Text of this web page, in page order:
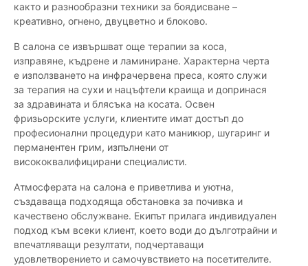
както и разнообразни техники за боядисване –
креативно, огнено, двуцветно и блоково.
В салона се извършват още терапии за коса,
изправяне, къдрене и ламиниране. Характерна черта
е използването на инфрачервена преса, която служи
за терапия на сухи и нацъфтели краища и допринася
за здравината и блясъка на косата. Освен
фризьорските услуги, клиентите имат достъп до
професионални процедури като маникюр, шугаринг и
перманентен грим, изпълнени от
висококвалифицирани специалисти.
Атмосферата на салона е приветлива и уютна,
създаваща подходяща обстановка за почивка и
качествено обслужване. Екипът прилага индивидуален
подход към всеки клиент, което води до дълготрайни и
впечатляващи резултати, подчертаващи
удовлетворението и самочувствието на посетителите.